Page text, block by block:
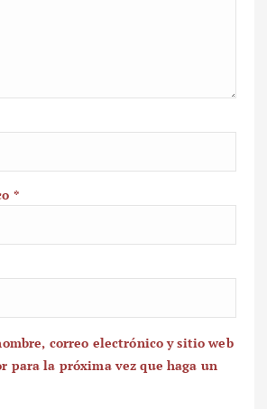
*
correo electrónico y sitio web
para la próxima vez que haga un